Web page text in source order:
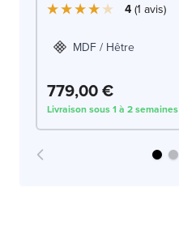
4 1 avis
MDF / Hêtre
779,00 €
Livraison sous 1 à 2 semaines